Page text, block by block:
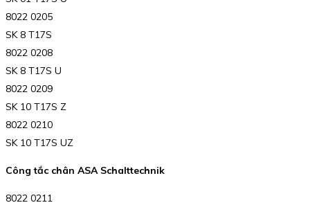
8022 0205
SK 8 T17S
8022 0208
SK 8 T17S U
8022 0209
SK 10 T17S Z
8022 0210
SK 10 T17S UZ
Công tắc chân ASA Schalttechnik
8022 0211